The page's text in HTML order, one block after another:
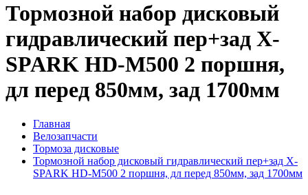
Тормозной набор дисковый
гидравлический пер+зад X-
SPARK HD-M500 2 поршня,
дл перед 850мм, зад 1700мм
Главная
Велозапчасти
Тормоза дисковые
Тормозной набор дисковый гидравлический пер+зад X-
SPARK HD-M500 2 поршня, дл перед 850мм, зад 1700мм